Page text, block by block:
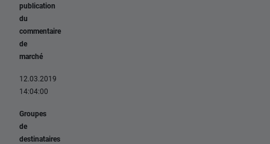
publication
du
commentaire
de
marché
12.03.2019
14:04:00
Groupes
de
destinataires